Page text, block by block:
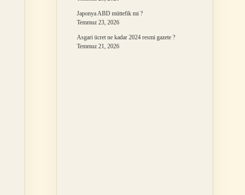
Japonya ABD müttefik mi ?
Temmuz 23, 2026
Asgari ücret ne kadar 2024 resmi gazete ?
Temmuz 21, 2026